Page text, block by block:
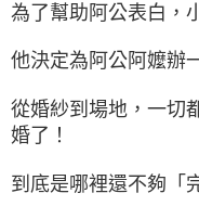
為了幫助阿公表白，
他決定為阿公阿嬤辦
從婚紗到場地，一切
婚了！
到底是哪裡還不夠「